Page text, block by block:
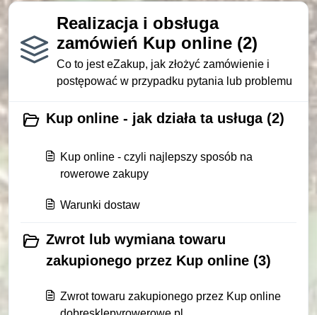
Realizacja i obsługa
zamówień Kup online (2)
Co to jest eZakup, jak złożyć zamówienie i
postępować w przypadku pytania lub problemu
Kup online - jak działa ta usługa (2)
Kup online - czyli najlepszy sposób na
rowerowe zakupy
Warunki dostaw
Zwrot lub wymiana towaru
zakupionego przez Kup online (3)
Zwrot towaru zakupionego przez Kup online